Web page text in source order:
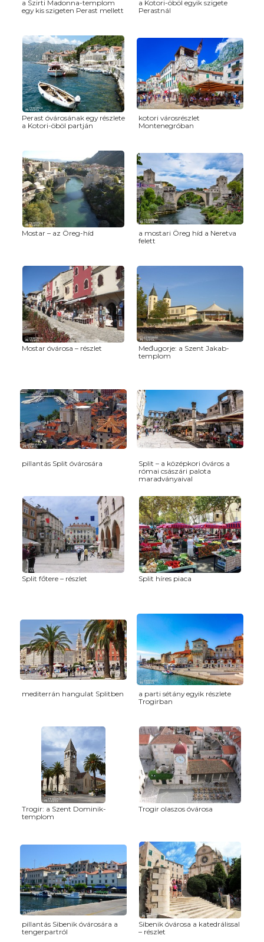
a Szirti Madonna-templom
egy kis szigeten Perast mellett
a Kotori-öböl egyik szigete
Perastnál
Perast óvárosának egy részlete
a Kotori-öböl partján
kotori városrészlet
Montenegróban
Mostar – az Öreg-híd
a mostari Öreg híd a Neretva
felett
Mostar óvárosa – részlet
Međugorje: a Szent Jakab-
templom
pillantás Split óvárosára
Split – a középkori óváros a
római császári palota
maradványaival
Split főtere – részlet Split híres piaca
mediterrán hangulat Splitben
a parti sétány egyik részlete
Trogirban
Trogir: a Szent Dominik-
templom
Trogir olaszos óvárosa
pillantás Sibenik óvárosára a
tengerpartról
Sibenik óvárosa a katedrálissal
– részlet